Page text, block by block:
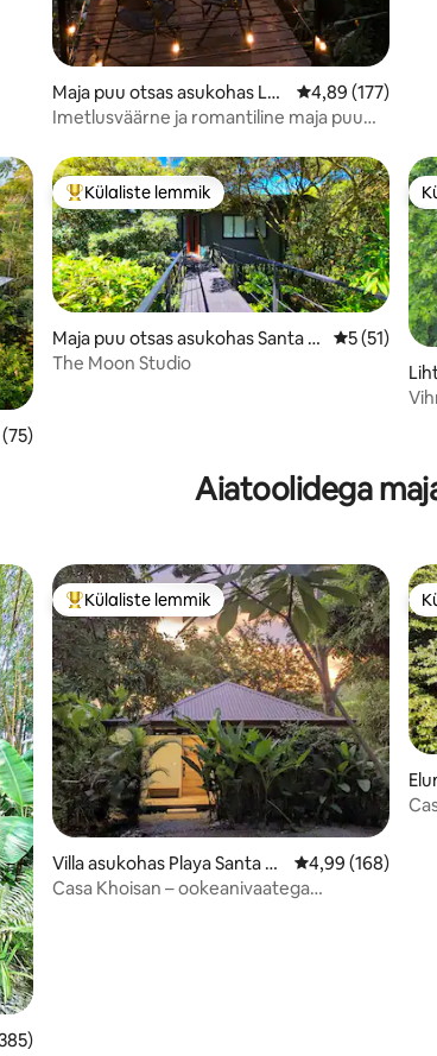
Maja puu otsas asukohas La
Fortuna
Keskmine
4,89 (177)
Imetlusväärne ja romantiline maja puu
hinnang 5/5, 75 hinnangut
Külaliste suur lemmik
Külaliste lemmik
Maja puu otsas asukohas Santa El
ena
Keskmine
5 (51)
The Moon Studio
Aiatoolidega
hinnang 4,88/5, 385 hinnangut
Külaliste suur lemmik
Külaliste lemmik
Villa asukohas Playa Santa Te
resa
Keskmine
4,99 (168)
Casa Khoisan – ookeanivaatega
a